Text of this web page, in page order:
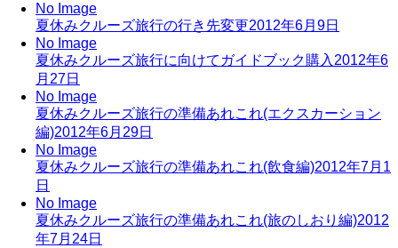
No Image
夏休みクルーズ旅行の行き先変更2012年6月9日
No Image
夏休みクルーズ旅行に向けてガイドブック購入 2012年6
月27日
No Image
夏休みクルーズ旅行の準備あれこれ(エクスカーション
編)2012年6月29日
No Image
夏休みクルーズ旅行の準備あれこれ(飲食編)2012年7月1
日
No Image
夏休みクルーズ旅行の準備あれこれ(旅のしおり編)2012
年7月24日